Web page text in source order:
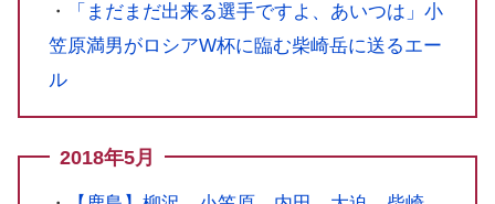
・
「まだまだ出来る選手ですよ、あいつは」小
笠原満男がロシアW杯に臨む柴崎岳に送るエー
ル
2018年5月